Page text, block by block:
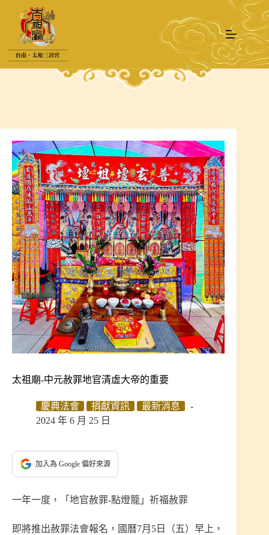
要
太祖廟-中元赦罪地官清虛大帝的重要
慶典法會 捐獻資訊
最新消息
2024 年 6 月 25 日
加入為 Google 偏好來源
一年一度，「地官赦罪-點燈籠」祈福赦罪
即將推出赦罪法會報名，國曆7月5日（五）早上，